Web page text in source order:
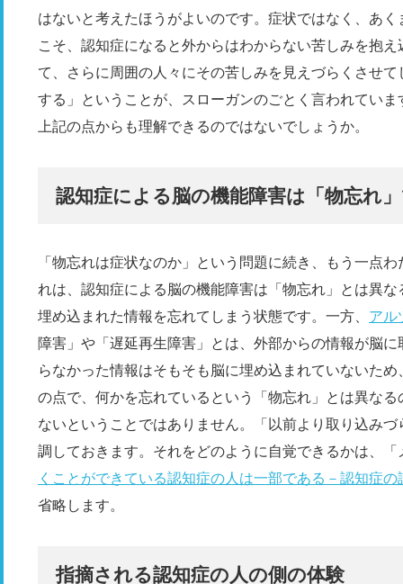
はないと考えたほうがよいのです。症状ではなく、あ
こそ、認知症になると外からはわからない苦しみを抱
て、さらに周囲の人々にその苦しみを見えづらくさせ
する」ということが、スローガンのごとく言われてい
上記の点からも理解できるのではないでしょうか。
認知症による脳の機能障害は「物忘れ
「物忘れは症状なのか」という問題に続き、もう一点
れは、認知症による脳の機能障害は「物忘れ」とは異
埋め込まれた情報を忘れてしまう状態です。一方、 アル
障害」や「遅延再生障害」とは、外部からの情報が脳
らなかった情報はそもそも脳に埋め込まれていないた
の点で、何かを忘れているという「物忘れ」とは異な
ないということではありません。「以前より取り込み
調しておきます。それをどのように自覚できるかは、
くことができている認知症の人は一部である－認知症の
省略します。
指摘される認知症の人の側の体験